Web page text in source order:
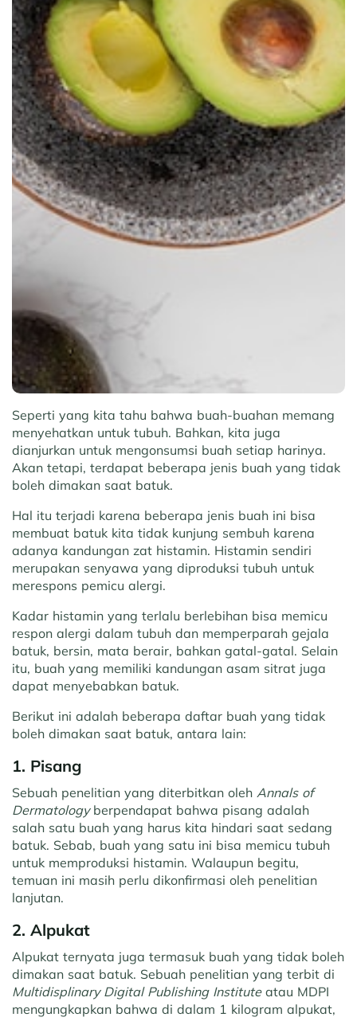
Seperti yang kita tahu bahwa buah-buahan memang
menyehatkan untuk tubuh. Bahkan, kita juga
dianjurkan untuk mengonsumsi buah setiap harinya.
Akan tetapi, terdapat beberapa jenis buah yang tidak
boleh dimakan saat batuk.
Hal itu terjadi karena beberapa jenis buah ini bisa
membuat batuk kita tidak kunjung sembuh karena
adanya kandungan zat histamin. Histamin sendiri
merupakan senyawa yang diproduksi tubuh untuk
merespons pemicu alergi.
Kadar histamin yang terlalu berlebihan bisa memicu
respon alergi dalam tubuh dan memperparah gejala
batuk, bersin, mata berair, bahkan gatal-gatal. Selain
itu, buah yang memiliki kandungan asam sitrat juga
dapat menyebabkan batuk.
Berikut ini adalah beberapa daftar buah yang tidak
boleh dimakan saat batuk, antara lain:
1. Pisang
Sebuah penelitian yang diterbitkan oleh Annals of
Dermatologyberpendapat bahwa pisang adalah
salah satu buah yang harus kita hindari saat sedang
batuk. Sebab, buah yang satu ini bisa memicu tubuh
untuk memproduksi histamin. Walaupun begitu,
temuan ini masih perlu dikonfirmasi oleh penelitian
lanjutan.
2. Alpukat
Alpukat ternyata juga termasuk buah yang tidak boleh
dimakan saat batuk. Sebuah penelitian yang terbit di
Multidisplinary Digital Publishing Instituteatau MDPI
mengungkapkan bahwa di dalam 1 kilogram alpukat,